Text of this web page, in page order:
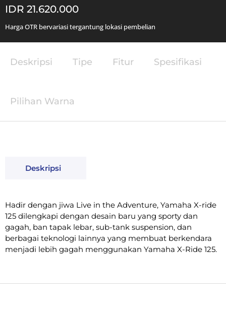
IDR 21.620.000
Harga OTR bervariasi tergantung lokasi pembelian
Deskripsi Tipe Fitur Spesifikasi
Pilihan Warna
Deskripsi
Hadir dengan jiwa Live in the Adventure, Yamaha X-ride
125 dilengkapi dengan desain baru yang sporty dan
gagah, ban tapak lebar, sub-tank suspension, dan
berbagai teknologi lainnya yang membuat berkendara
menjadi lebih gagah menggunakan Yamaha X-Ride 125.